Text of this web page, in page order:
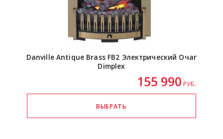
Danville Antique Brass FB2 Электрический Очаг
Dimplex
155 990 РУБ.